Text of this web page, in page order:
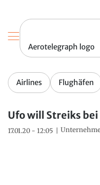
Aerotelegraph logo
Airlines Flughäfen
Ufo will Streiks
17.01.20 - 12:05